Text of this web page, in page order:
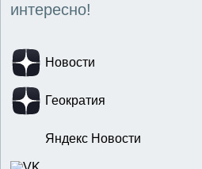
интересно!
Новости
Геократия
Яндекс Новости